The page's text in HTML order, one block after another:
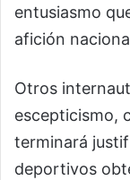
entusiasmo
afición
Otros
escepticismo,
terminará
deportivos